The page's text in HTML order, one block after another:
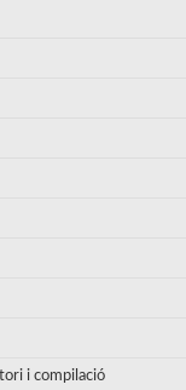
i compilació